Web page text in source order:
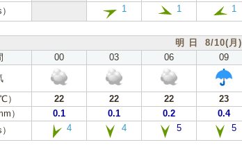
1 1 1
明 日 8/10(月)
00 03 06 09
22 22 22 23
）
0.1 0.1 0.2 0.4
4 4 5 5